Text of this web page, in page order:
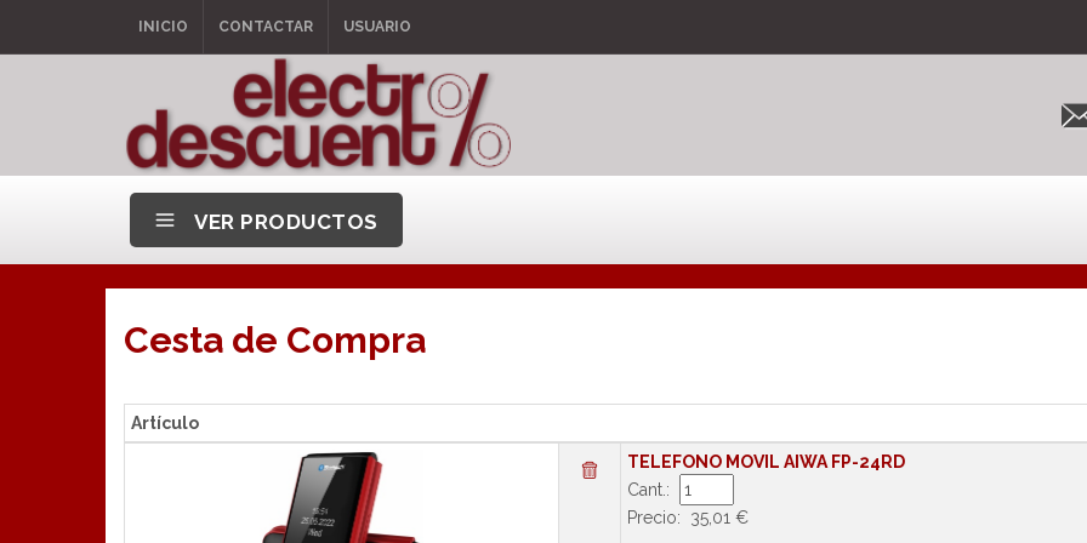
INICIO CONTACTAR USUARIO
VER PRODUCTOS
Cesta de Compra
Artículo
TELEFONO MOVIL AIWA FP-24RD
Cant.:
Precio: 35,01 €